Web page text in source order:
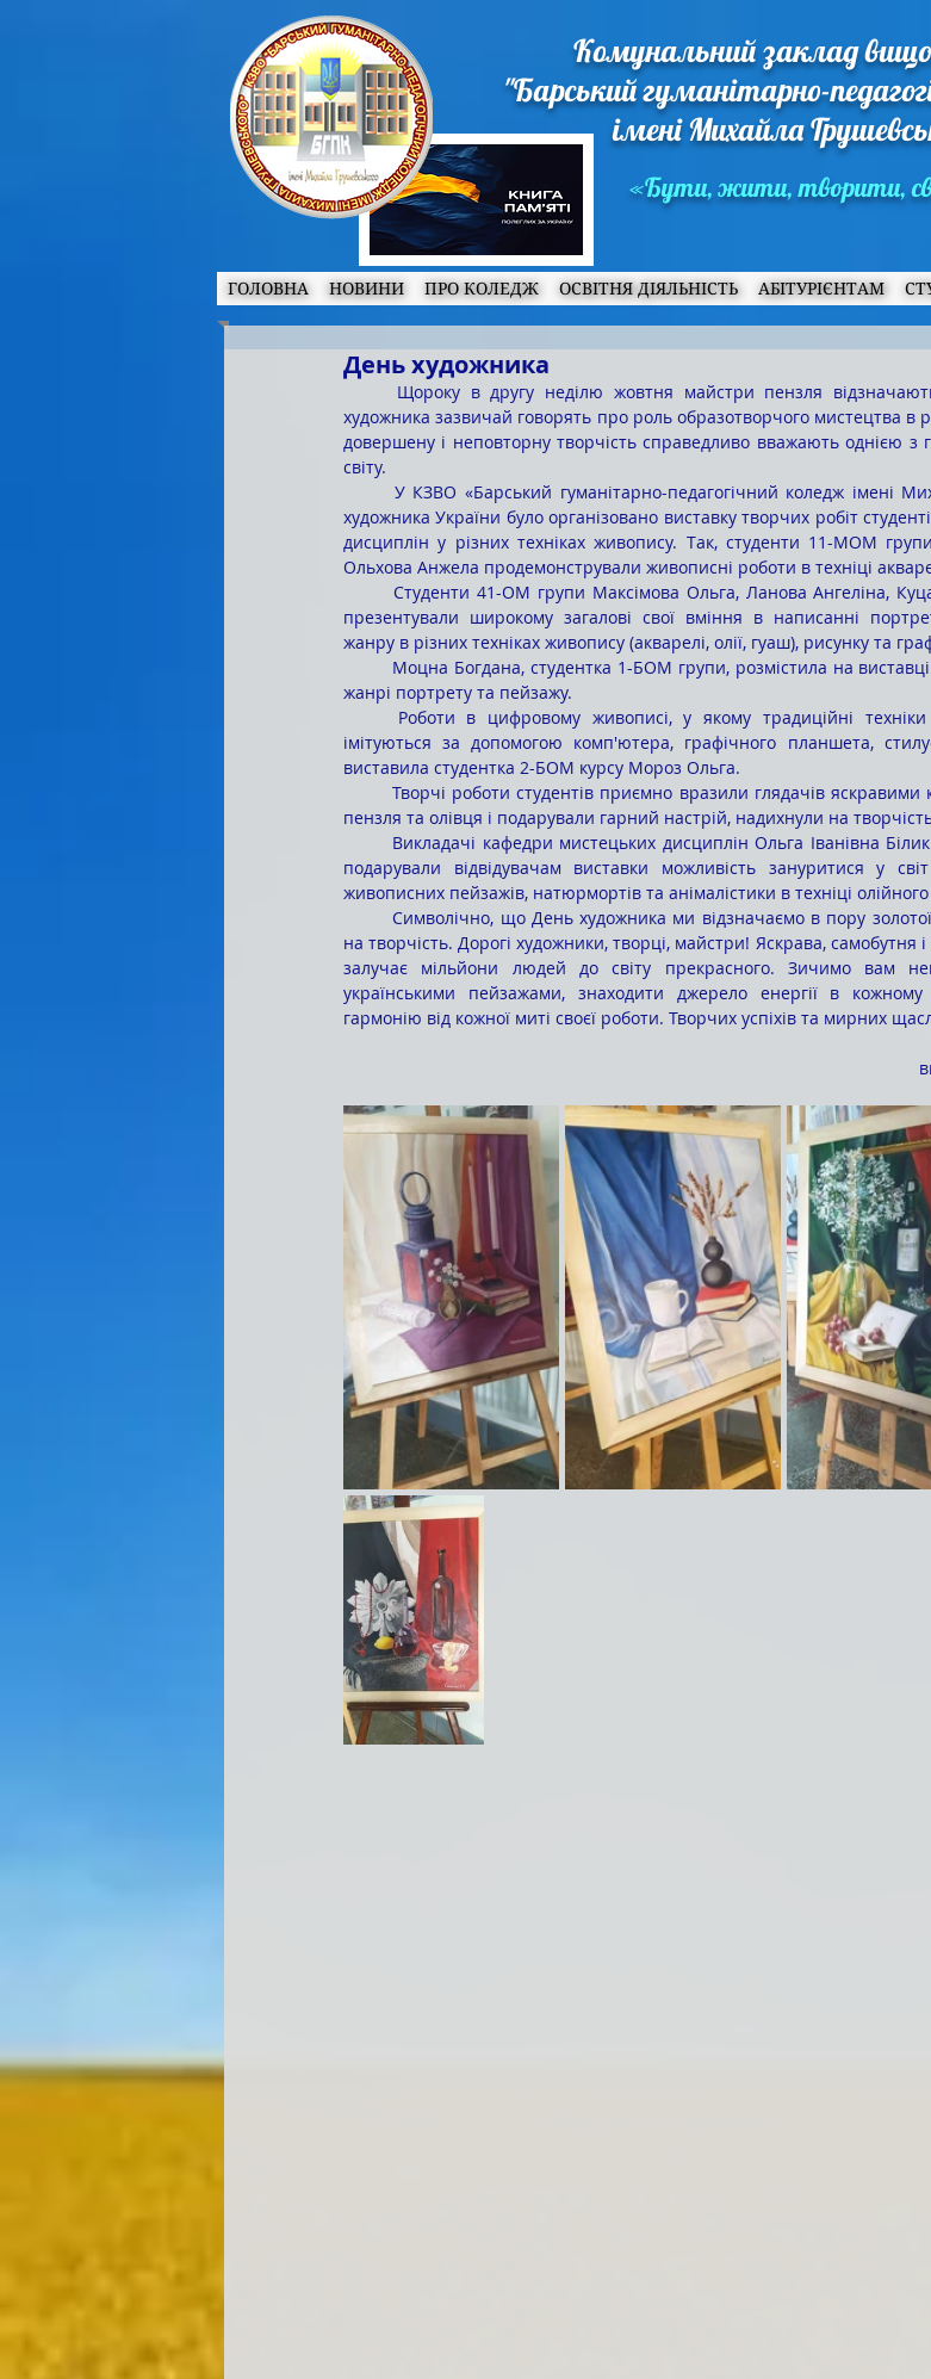
Комунальний заклад
"Барський гуманітарно-
імені Михайла
«Бути, жити, творити,
ГОЛОВНА НОВИНИ ПРО КОЛЕДЖ ОСВІТНЯ ДІЯЛЬНІСТЬ АБІТУРІЄНТАМ
День художника
художника зазвичай говорять про роль образотворчого мистецтва в
довершену і неповторну творчість справедливо вважають однією з
світу.
художника України було організовано виставку творчих робіт
дисциплін у різних техніках живопису. Так, студенти 11-МОМ
Ольхова Анжела продемонстрували живописні роботи в техніці
презентували широкому загалові свої вміння в написанні
жанру в різних техніках живопису (акварелі, олії, гуаш), рисунку та
жанрі портрету та пейзажу.
імітуються за допомогою комп'ютера, графічного планшета,
виставила студентка 2-БОМ курсу Мороз Ольга.
	Творчі роботи студентів приємно вразили глядачів яскравими кольорами, потішили майстерністю
пензля та олівця і подарували гарний настрій, надихнули на
подарували відвідувачам виставки можливість зануритися у
живописних пейзажів, натюрмортів та анімалістики в техніці
на творчість. Дорогі художники, творці, майстри! Яскрава, самобутня
залучає мільйони людей до світу прекрасного. Зичимо вам
українськими пейзажами, знаходити джерело енергії в кожному
гармонію від кожної миті своєї роботи. Творчих успіхів та мирних